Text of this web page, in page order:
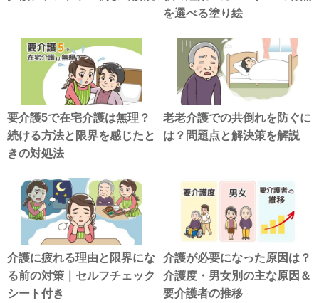
を選べる塗り絵
要介護5で在宅介護は無理？
続ける方法と限界を感じたと
きの対処法
老老介護での共倒れを防ぐに
は？問題点と解決策を解説
介護に疲れる理由と限界にな
る前の対策｜セルフチェック
シート付き
介護が必要になった原因は？
介護度・男女別の主な原因＆
要介護者の推移